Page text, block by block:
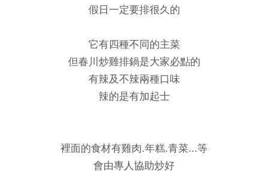
假日一定要排很久的
它有四種不同的主菜
但春川炒雞排鍋是大家必點的
有辣及不辣兩種口味
辣的是有加起士
裡面的食材有雞肉.年糕.青菜...等
會由專人協助炒好